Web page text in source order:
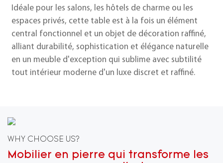
Idéale pour les salons, les hôtels de charme ou les
espaces privés, cette table est à la fois un élément
central fonctionnel et un objet de décoration raffiné,
alliant durabilité, sophistication et élégance naturelle
en un meuble d'exception qui sublime avec subtilité
tout intérieur moderne d'un luxe discret et raffiné.
WHY CHOOSE US?
Mobilier en pierre qui transforme les